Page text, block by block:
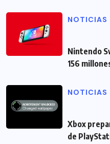
NOTICIAS
Nintendo
156
NOTICIAS
Xbox
de